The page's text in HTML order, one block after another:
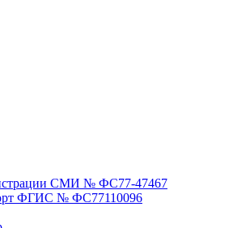
СМИ № ФС77-47467
ФГИС № ФС77110096